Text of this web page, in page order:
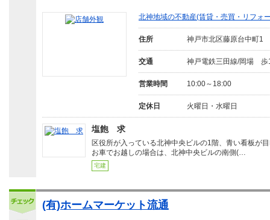
北神地域の不動産(賃貸・売買・リフォ
住所 神戸市北区藤原台中町1
交通 神戸電鉄三田線/岡場 歩
営業時間 10:00～18:00
定休日 火曜日・水曜日
塩飽 求
区役所が入っている北神中央ビルの1階、青い看板が
お車でお越しの場合は、北神中央ビルの南側(…
宅建
(有)ホームマーケット流通